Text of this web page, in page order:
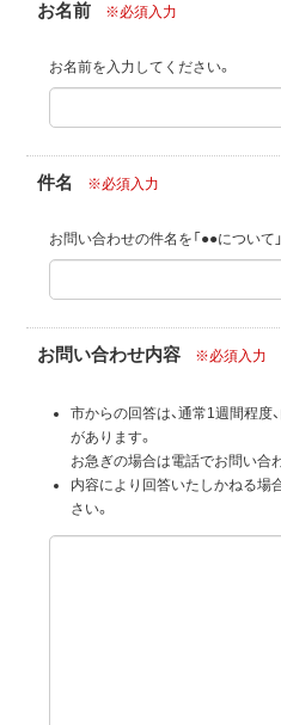
お名前 ※必須入力
お名前を入力してください。
件名 ※必須入力
お問い合わせの件名を「●●について
お問い合わせ内容 ※必須入力
市からの回答は、通常1週間程度
があります。
お急ぎの場合は電話でお問い合
内容により回答いたしかねる場
さい。